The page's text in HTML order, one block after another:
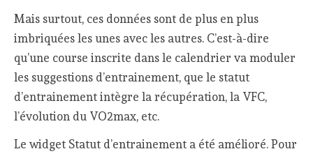
Mais surtout, ces données sont de plus en plus
imbriquées les unes avec les autres. C’est-à-dire
qu’une course inscrite dans le calendrier va moduler
les suggestions d’entrainement, que le statut
d’entrainement intègre la récupération, la VFC,
l’évolution du VO2max, etc.
Le widget Statut d’entrainement a été amélioré. Pour